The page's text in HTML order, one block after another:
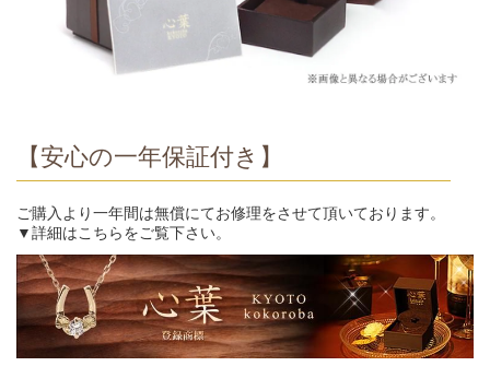
【安心の一年保証付き】
ご購入より一年間は無償にてお修理をさせて頂いております。
▼詳細はこちらをご覧下さい。